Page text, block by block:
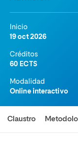
Inicio
19 oct 2026
Créditos
60 ECTS
Modalidad
Online interactivo
Claustro